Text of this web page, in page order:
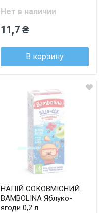
Нет в наличии
11,7 ₴
В корзину
НАПІЙ СОКОВМІСНИЙ
BAMBOLINA Яблуко-
ягоди 0,2 л